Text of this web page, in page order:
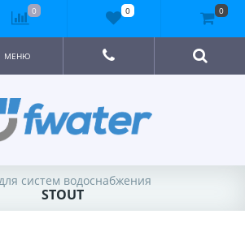
МЕНЮ
систем водоснабжения
STOUT
0 0 0